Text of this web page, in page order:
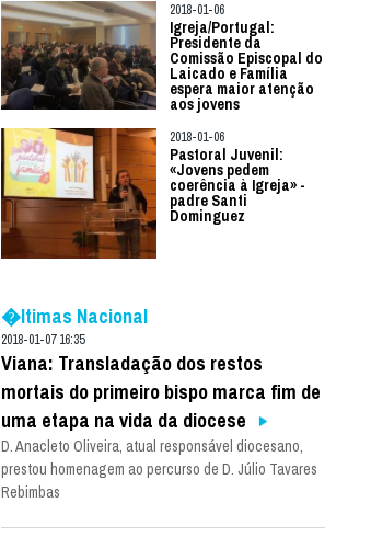
2018-01-06
Igreja/Portugal:
Presidente da
Comissão Episcopal do
Laicado e Família
espera maior atenção
aos jovens
2018-01-06
Pastoral Juvenil:
«Jovens pedem
coerência à Igreja» -
padre Santi
Dominguez
�ltimas Nacional
2018-01-07 16:35
Viana: Transladação dos restos
mortais do primeiro bispo marca fim de
uma etapa na vida da diocese
D. Anacleto Oliveira, atual responsável diocesano,
prestou homenagem ao percurso de D. Júlio Tavares
Rebimbas